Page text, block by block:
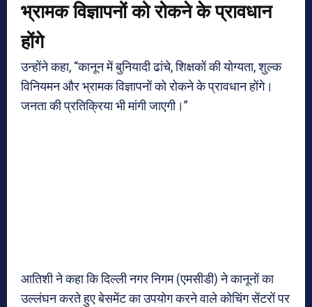
भ्रामक विज्ञापनों को रोकने के प्रावधान
होंगे
उन्होंने कहा, “कानून में बुनियादी ढांचे, शिक्षकों की योग्यता, शुल्क
विनियमन और भ्रामक विज्ञापनों को रोकने के प्रावधान होंगे।
जनता की प्रतिक्रिया भी मांगी जाएगी।”
आतिशी ने कहा कि दिल्ली नगर निगम (एमसीडी) ने कानूनों का
उल्लंघन करते हुए बेसमेंट का उपयोग करने वाले कोचिंग सेंटरों पर